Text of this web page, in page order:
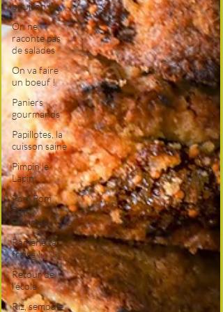
bouillon !
On ne
raconte pas
de salades
On va faire
un boeuf !
Paniers
gourmands
Papillotes, la
cuisson saine
Pimpin le
Lapin
Pom Pom
Pom,
Pommes
Ramène ta
fraise !
Retour de
l'école
Riz, semoule